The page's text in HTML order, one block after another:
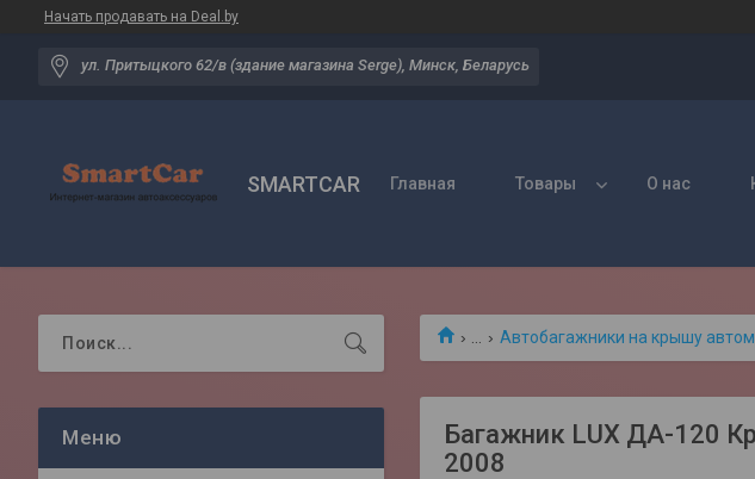
Начать продавать на Deal.by
ул. Притыцкого 62/в (здание магазина Serge), Минск, Беларусь
SMARTCAR Главная Товары О нас
Автобагажники на крышу
Багажник LUX ДА-120
2008